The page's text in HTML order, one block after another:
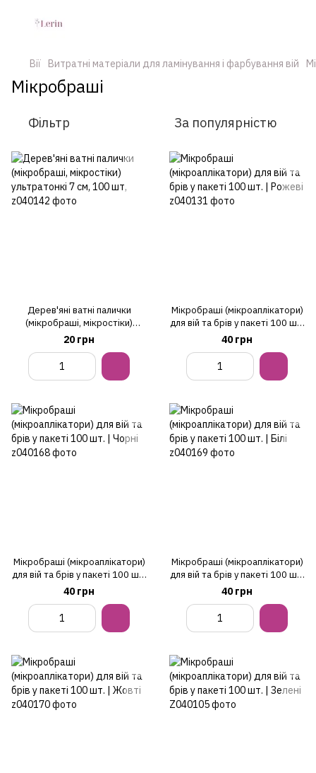
Вії Витратні матеріали для ламінування і фарбування вій
Мікробраші
Фільтр За популярністю
Дерев'яні ватні палички
(мікробраші, мікростіки)
ультратонкі 7 см, 100 шт,
20 грн
Мікробраші (мікроаплікатори)
для вій та брів у пакеті 100 шт.
| Рожеві
40 грн
Мікробраші (мікроаплікатори)
для вій та брів у пакеті 100 шт.
| Чорні
40 грн
Мікробраші (мікроаплікатори)
для вій та брів у пакеті 100 шт.
| Білі
40 грн